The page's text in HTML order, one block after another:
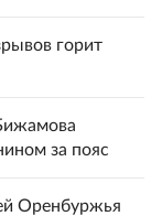
горит
за пояс
Оренбуржья